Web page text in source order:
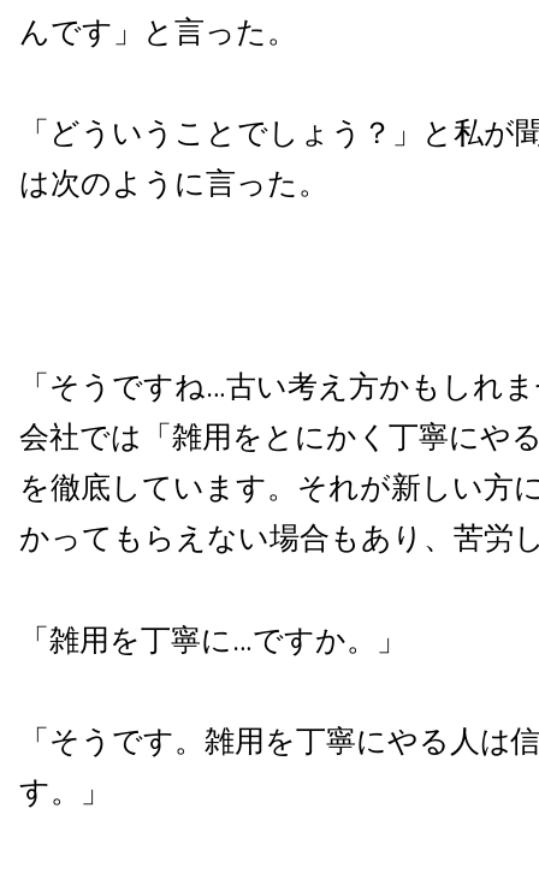
んです」と言った。
「どういうことでしょう？」と私が
は次のように言った。
「そうですね…古い考え方かもしれ
会社では「雑用をとにかく丁寧にや
を徹底しています。それが新しい方
かってもらえない場合もあり、苦労
「雑用を丁寧に…ですか。」
「そうです。雑用を丁寧にやる人は
す。」